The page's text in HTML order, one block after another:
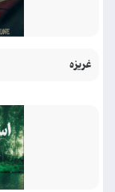
غریزه